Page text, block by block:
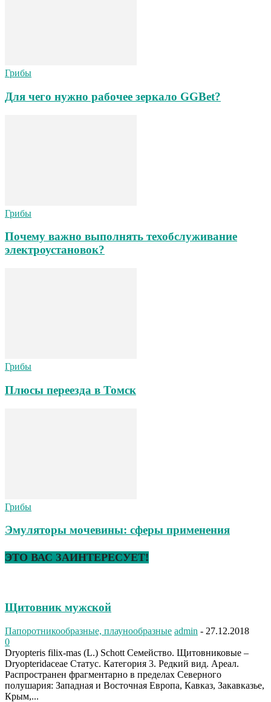
Грибы
Для чего нужно рабочее зеркало GGBet?
Грибы
Почему важно выполнять техобслуживание
электроустановок?
Грибы
Плюсы переезда в Томск
Грибы
Эмуляторы мочевины: сферы применения
ЭТО ВАС ЗАИНТЕРЕСУЕТ!
Щитовник мужской
Папоротникообразные, плаунообразные admin - 27.12.2018
0
Dryopteris filix-mas (L.) Schott Семейство. Щитовниковые –
Dryopteridaceae Статус. Категория 3. Редкий вид. Ареал.
Распространен фрагментарно в пределах Северного
полушария: Западная и Восточная Европа, Кавказ, Закавказье,
Крым,...